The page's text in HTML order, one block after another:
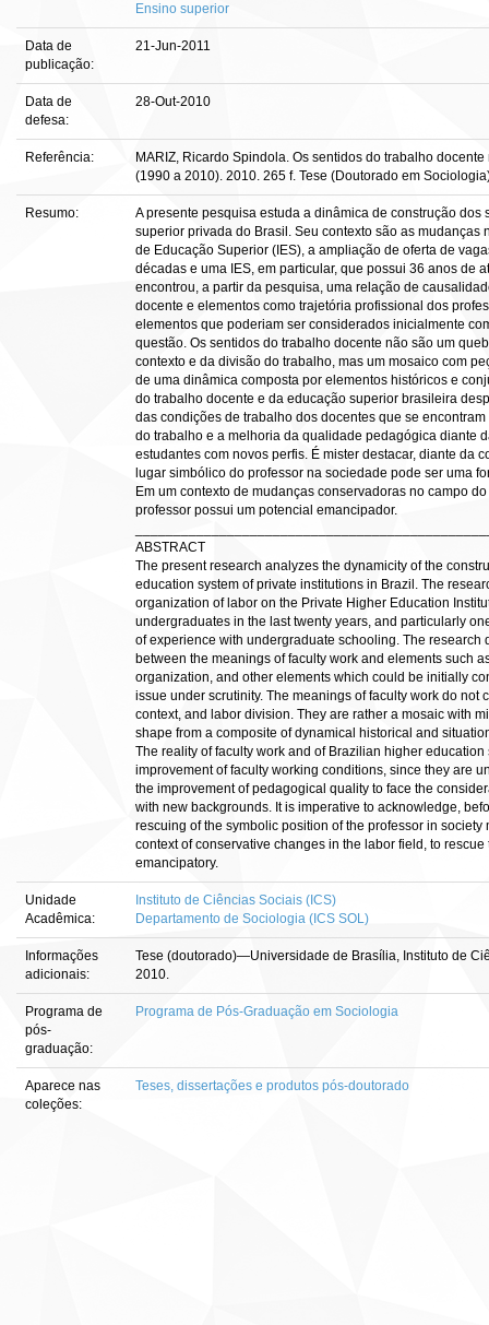
Ensino superior
Data de
publicação:
21-Jun-2011
Data de
defesa:
28-Out-2010
Referência:
MARIZ, Ricardo Spindola. Os sentidos do trabalho
(1990 a 2010). 2010. 265 f. Tese (Doutorado em
Resumo:
A presente pesquisa estuda a dinâmica de construção
superior privada do Brasil. Seu contexto são as
de Educação Superior (IES), a ampliação de oferta de
décadas e uma IES, em particular, que possui 36 anos de
encontrou, a partir da pesquisa, uma relação de
docente e elementos como trajetória profissional dos
elementos que poderiam ser considerados inicialmente
questão. Os sentidos do trabalho docente não são um
contexto e da divisão do trabalho, mas um mosaico com
de uma dinâmica composta por elementos históricos e
do trabalho docente e da educação superior brasileira
das condições de trabalho dos docentes que se
do trabalho e a melhoria da qualidade pedagógica diante
estudantes com novos perfis. É mister destacar, diante da
lugar simbólico do professor na sociedade pode ser uma
Em um contexto de mudanças conservadoras no campo
professor possui um potencial emancipador.
ABSTRACT
The present research analyzes the dynamicity of the
education system of private institutions in Brazil. The
organization of labor on the Private Higher Education
undergraduates in the last twenty years, and particularly
of experience with undergraduate schooling. The research
between the meanings of faculty work and elements such
organization, and other elements which could be initially
issue under scrutinity. The meanings of faculty work do not
context, and labor division. They are rather a mosaic with
shape from a composite of dynamical historical and
The reality of faculty work and of Brazilian higher
improvement of faculty working conditions, since they are
the improvement of pedagogical quality to face the
with new backgrounds. It is imperative to acknowledge,
rescuing of the symbolic position of the professor in
context of conservative changes in the labor field, to
emancipatory.
Unidade
Acadêmica:
Instituto de Ciências Sociais (ICS)
Departamento de Sociologia (ICS SOL)
Informações
adicionais:
Tese (doutorado)—Universidade de Brasília, Instituto de
2010.
Programa de
pós-
graduação:
Programa de Pós-Graduação em Sociologia
Aparece nas
coleções:
Teses, dissertações e produtos pós-doutorado